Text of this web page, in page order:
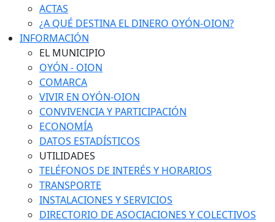
ACTAS
¿A QUÉ DESTINA EL DINERO OYÓN-OION?
INFORMACIÓN
EL MUNICIPIO
OYÓN - OION
COMARCA
VIVIR EN OYÓN-OION
CONVIVENCIA Y PARTICIPACIÓN
ECONOMÍA
DATOS ESTADÍSTICOS
UTILIDADES
TELÉFONOS DE INTERÉS Y HORARIOS
TRANSPORTE
INSTALACIONES Y SERVICIOS
DIRECTORIO DE ASOCIACIONES Y COLECTIVOS